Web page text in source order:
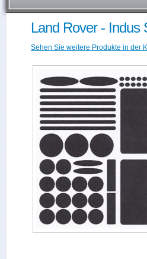
Land Rover - Indus
Sehen Sie weitere Produkte in der